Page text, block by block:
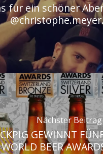
für ein schöner
Nächster Beitrag
GEWINNT
BEER